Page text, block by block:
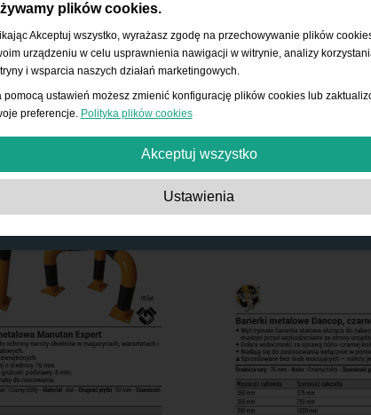
plików cookies.
Akceptuj wszystko, wyrażasz zgodę na przechowywanie plików
urządzeniu w celu usprawnienia nawigacji w witrynie, analizy
i wsparcia naszych działań marketingowych.
pomocą ustawień możesz zmienić konfigurację plików cookies lub
preferencje. Polityka plików cookies
Akceptuj wszystko
Te pliki cookies są niezbędne do działania
Wydajność:
Te pliki cookies pozwalają nam zliczać wizyty i źródła ruchu, a
sprawdzać, w jaki sposób użytkownicy korzystają z witryny. Służy to do
wydajności. Wszystkie informacje są zagregowane i przez to anonimowe.
Te pliki cookies umożliwiają stronie internetowej
ulepszonych funkcji i opcji osobistych. Na przykład wybór rozmiaru
Reklama:Te pliki cookie służą do wyświetlania reklam bardziej
Ciebie i Twoich zainteresowań. Nie przechowują danych osobowych, ale
Ustawienia